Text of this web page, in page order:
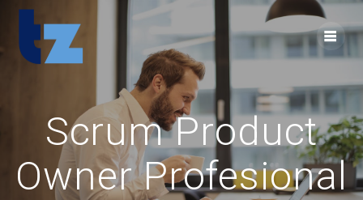
content
Scrum Product
Owner Profesional